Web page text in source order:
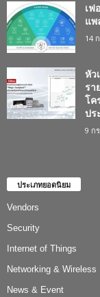
เฟ
แพ
14
หัว
ร
โค
ปร
9 ก
ประเภทยอดนิยม
Vendors
Security
Internet of Things
Networking & Wireless
News & Event